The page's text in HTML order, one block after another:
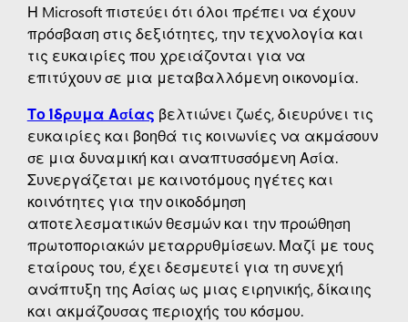
Η Microsoft πιστεύει ότι όλοι πρέπει να έχουν
πρόσβαση στις δεξιότητες, την τεχνολογία και
τις ευκαιρίες που χρειάζονται για να
επιτύχουν σε μια μεταβαλλόμενη οικονομία.
Το Ίδρυμα Ασίας βελτιώνει ζωές, διευρύνει τις
ευκαιρίες και βοηθά τις κοινωνίες να ακμάσουν
σε μια δυναμική και αναπτυσσόμενη Ασία.
Συνεργάζεται με καινοτόμους ηγέτες και
κοινότητες για την οικοδόμηση
αποτελεσματικών θεσμών και την προώθηση
πρωτοποριακών μεταρρυθμίσεων. Μαζί με τους
εταίρους του, έχει δεσμευτεί για τη συνεχή
ανάπτυξη της Ασίας ως μιας ειρηνικής, δίκαιης
και ακμάζουσας περιοχής του κόσμου.